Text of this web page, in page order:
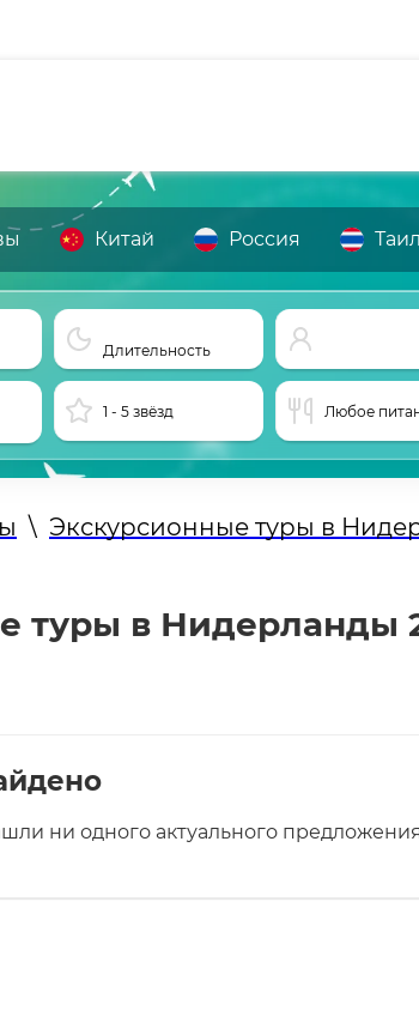
Китай Россия
Длительность
1 - 5 звёзд Любое
\ Экскурсионные туры в
туры в Нидерланды
ни одного актуального